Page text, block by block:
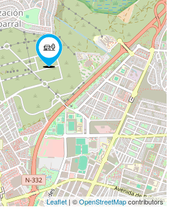
Leaflet | ©OpenStreetMapcontributors